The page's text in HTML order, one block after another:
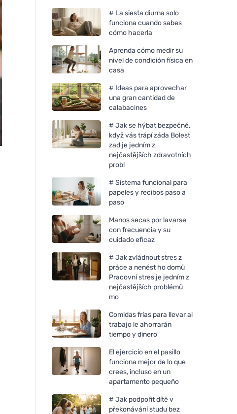
# La siesta diurna solo
funciona cuando sabes
cómo hacerla
Aprenda cómo medir su
nivel de condición física en
casa
# Ideas para aprovechar
una gran cantidad de
calabacines
# Jak se hýbat bezpečně,
když vás trápí záda Bolest
zad je jedním z
nejčastějších zdravotních
probl
# Sistema funcional para
papeles y recibos paso a
paso
Manos secas por lavarse
con frecuencia y su
cuidado eficaz
# Jak zvládnout stres z
práce a nenést ho domů
Pracovní stres je jedním z
nejčastějších problémů
mo
Comidas frías para llevar al
trabajo le ahorrarán
tiempo y dinero
El ejercicio en el pasillo
funciona mejor de lo que
crees, incluso en un
apartamento pequeño
# Jak podpořit dítě v
překonávání studu bez